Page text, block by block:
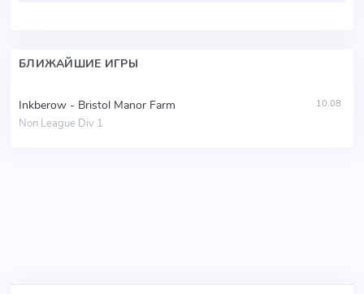
БЛИЖАЙШИЕ ИГРЫ
Inkberow - Bristol Manor Farm
Non League Div 1
10.08